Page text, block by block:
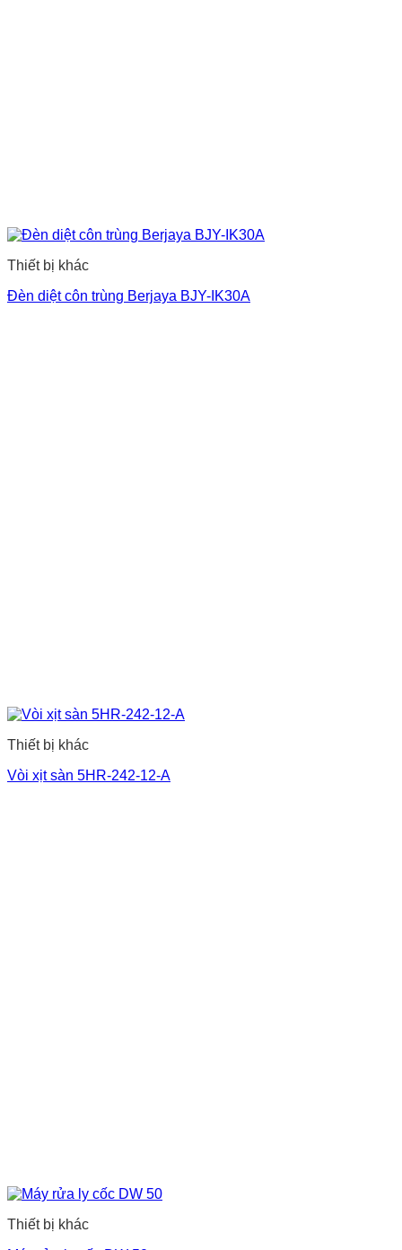
Thiết bị khác
Đèn diệt côn trùng Berjaya BJY-IK30A
Thiết bị khác
Vòi xịt sàn 5HR-242-12-A
Thiết bị khác